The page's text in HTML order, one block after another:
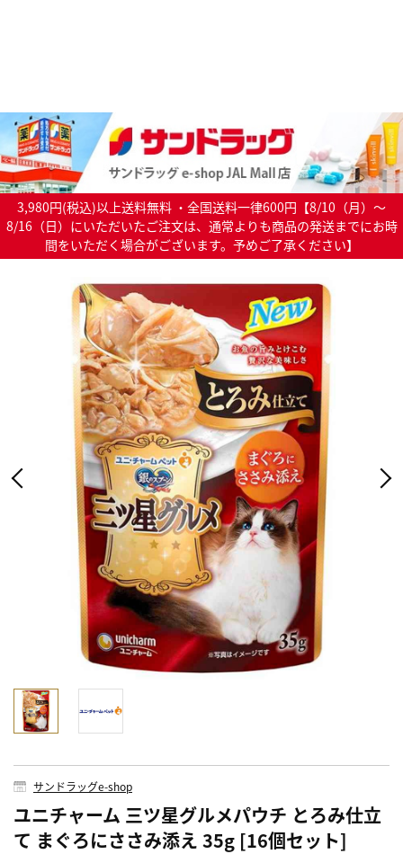
3,980円(税込)以上送料無料 ・全国送料一律600円【8/10（月）～
8/16（日）にいただいたご注文は、通常よりも商品の発送までにお時
間をいただく場合がございます。予めご了承ください】
サンドラッグe-shop
ユニチャーム 三ツ星グルメパウチ とろみ仕立
て まぐろにささみ添え 35g [16個セット]